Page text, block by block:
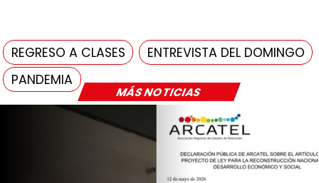
MÁS NOTICIAS
REGRESO A CLASES
ENTREVISTA DEL DOMINGO
PANDEMIA